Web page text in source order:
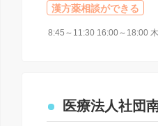
漢方薬相談ができる
8:45～11:30 16:00～18:00
医療法人社団